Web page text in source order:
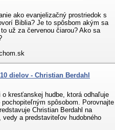
ako evanjelizačný prostriedok s
Biblia? Je to spôsbom akým sa
už za červenou čiarou? Ako sa
dielov - Christian Berdahl
kresťanskej hudbe, ktorá odhaľuje
spôsobom. Porovnajte
Christian Berdahl na
a predstaviteľov hudobného